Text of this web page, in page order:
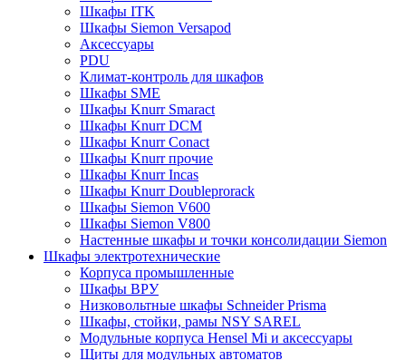
Шкафы ITK
Шкафы Siemon Versapod
Аксессуары
PDU
Климат-контроль для шкафов
Шкафы SME
Шкафы Knurr Smaract
Шкафы Knurr DCM
Шкафы Knurr Conact
Шкафы Knurr прочие
Шкафы Knurr Incas
Шкафы Knurr Doubleprorack
Шкафы Siemon V600
Шкафы Siemon V800
Настенные шкафы и точки консолидации Siemon
Шкафы электротехнические
Корпуса промышленные
Шкафы ВРУ
Низковольтные шкафы Schneider Prisma
Шкафы, стойки, рамы NSY SAREL
Модульные корпуса Hensel Mi и аксессуары
Щиты для модульных автоматов